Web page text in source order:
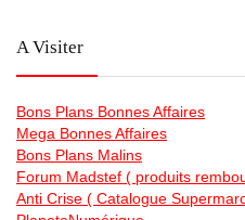
A Visiter
Bons Plans Bonnes Affaires
Mega Bonnes Affaires
Bons Plans Malins
Forum Madstef ( produits
Anti Crise ( Catalogue